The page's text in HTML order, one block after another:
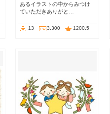
あるイラストの中からみつけ
ていただきありがと…
13 3,300 1200.5